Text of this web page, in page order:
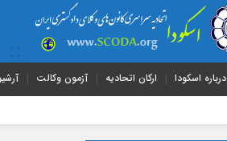
درباره اسکودا ارکان اتحادیه آزمون وکالت